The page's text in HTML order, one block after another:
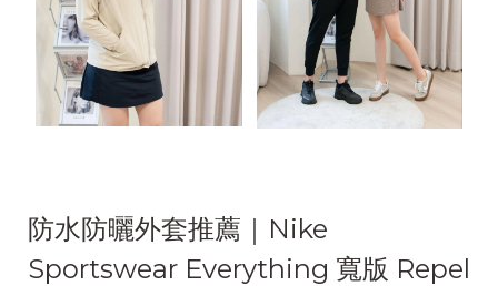
防水防曬外套推薦｜Nike
Sportswear Everything 寬版 Repel